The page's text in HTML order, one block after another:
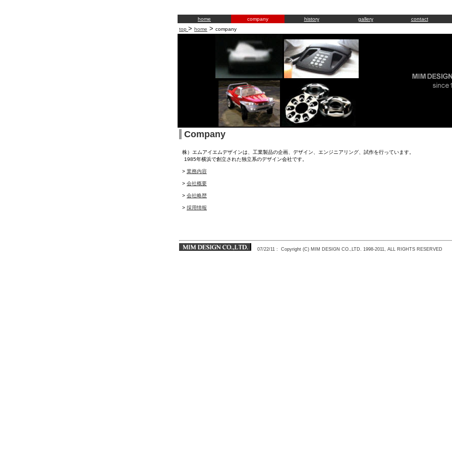
home
company history gallery contact
top > home > company
Company
株）エムアイエムデザインは、工業製品の企画、デザイン、エンジニアリング、試作を行っています。
1985年横浜で創立された独立系のデザイン会社です。
> 業務内容
> 会社概要
> 会社略歴
> 採用情報
07/22/11 : Copyright (C) MIM DESIGN CO.,LTD. 1998-2011, ALL RIGHTS RESERVED